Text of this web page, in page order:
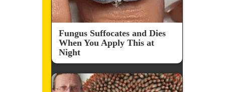
Fungus Suffocates and Dies
When You Apply This at
Night